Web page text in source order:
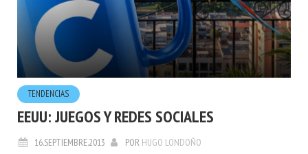
TENDENCIAS
EEUU: JUEGOS Y REDES SOCIALES
16.SEPTIEMBRE.2013 POR HUGO LONDOÑO